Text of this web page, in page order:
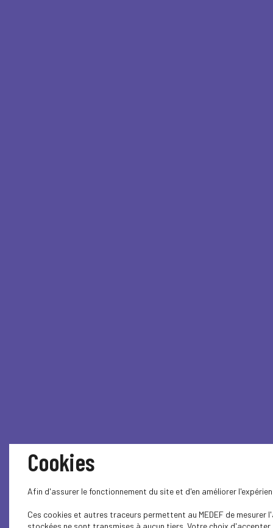
Cookies
Afin d'assurer le fonctionnement du site et d'en améliorer
Ces cookies et autres traceurs permettent au MEDEF de
stockées ne sont transmises à aucun tiers. Votre choix